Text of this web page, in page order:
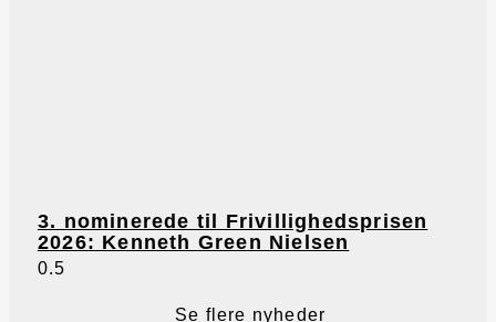
3. nominerede til Frivillighedsprisen
2026: Kenneth Green Nielsen
Se flere nyheder